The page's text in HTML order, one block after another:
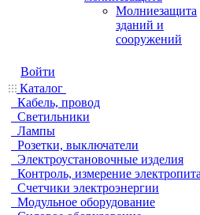
Молниезащита
зданий и
сооружений
Войти
Каталог
Кабель, провод
Светильники
Лампы
Розетки, выключатели
Электроустановочные изделия
Контроль, измерение
Счетчики электроэнергии
Модульное оборудование